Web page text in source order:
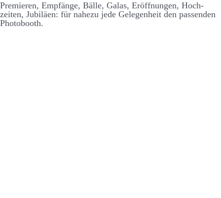
Premieren, Empfänge, Bälle, Galas, Er­öffnungen, Hoch­
zeiten, Jubiläen: für nahezu jede Ge­legen­heit den passenden
Photo­booth.